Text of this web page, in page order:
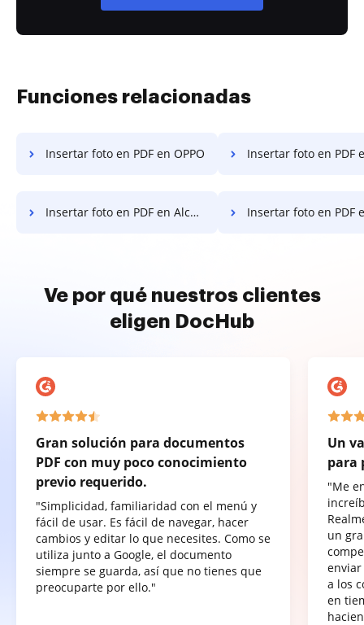
Funciones relacionadas
Insertar foto en PDF en OPPO Insertar foto en PDF en
Insertar foto en PDF en Alcatel Insertar foto en PDF
Ve por qué nuestros clientes
eligen DocHub
Gran solución para documentos
PDF con muy poco conocimiento
previo requerido.
"Simplicidad, familiaridad con el menú y
fácil de usar. Es fácil de navegar, hacer
cambios y editar lo que necesites. Como se
utiliza junto a Google, el documento
siempre se guarda, así que no tienes que
preocuparte por ello."
Un
para
"Me
un
a los
en